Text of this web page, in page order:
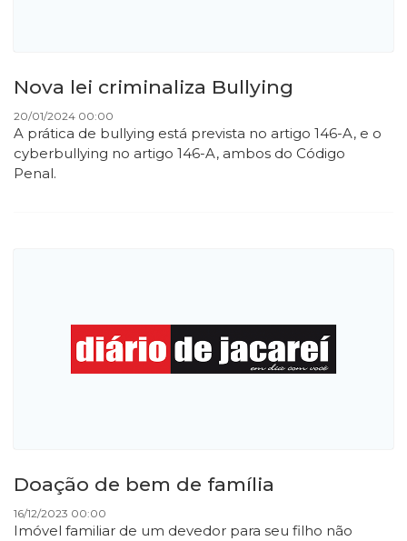
Nova lei criminaliza Bullying
20/01/2024 00:00
A prática de bullying está prevista no artigo 146-A, e o
cyberbullying no artigo 146-A, ambos do Código
Penal.
Doação de bem de família
16/12/2023 00:00
Imóvel familiar de um devedor para seu filho não